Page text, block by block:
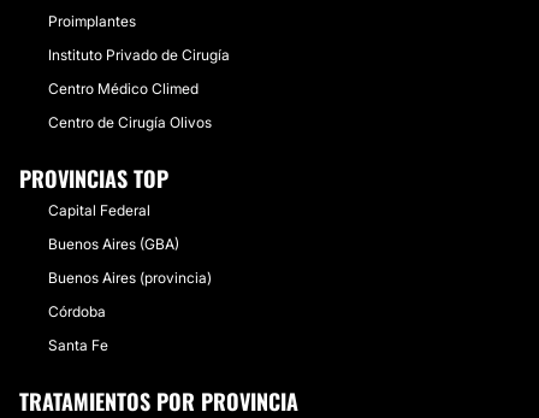
Proimplantes
Instituto Privado de Cirugía
Centro Médico Climed
Centro de Cirugía Olivos
PROVINCIAS TOP
Capital Federal
Buenos Aires (GBA)
Buenos Aires (provincia)
Córdoba
Santa Fe
TRATAMIENTOS POR PROVINCIA